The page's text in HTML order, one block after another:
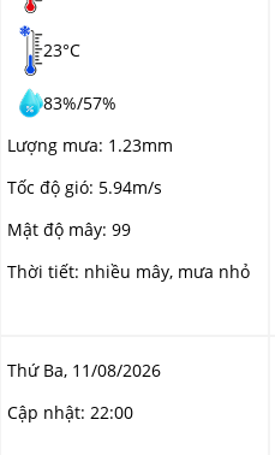
23°C
83%/57%
Lượng mưa: 1.23mm
Tốc độ gió: 5.94m/s
Mật độ mây: 99
Thời tiết: nhiều mây, mưa nhỏ
Thứ Ba, 11/08/2026
Cập nhật: 22:00